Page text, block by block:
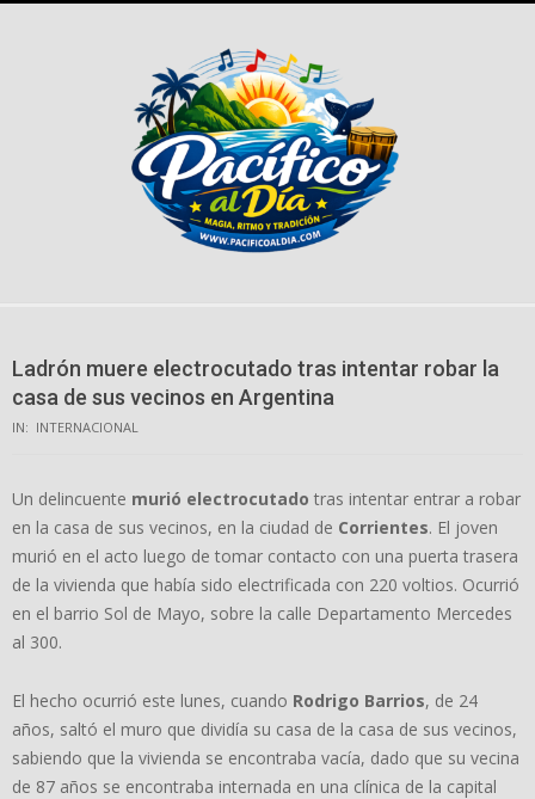
Ladrón muere electrocutado tras intentar robar la
casa de sus vecinos en Argentina
IN: INTERNACIONAL
Un delincuente murió electrocutado tras intentar entrar a robar
en la casa de sus vecinos, en la ciudad de Corrientes. El joven
murió en el acto luego de tomar contacto con una puerta trasera
de la vivienda que había sido electrificada con 220 voltios. Ocurrió
en el barrio Sol de Mayo, sobre la calle Departamento Mercedes
al 300.
El hecho ocurrió este lunes, cuando Rodrigo Barrios, de 24
años, saltó el muro que dividía su casa de la casa de sus vecinos,
sabiendo que la vivienda se encontraba vacía, dado que su vecina
de 87 años se encontraba internada en una clínica de la capital